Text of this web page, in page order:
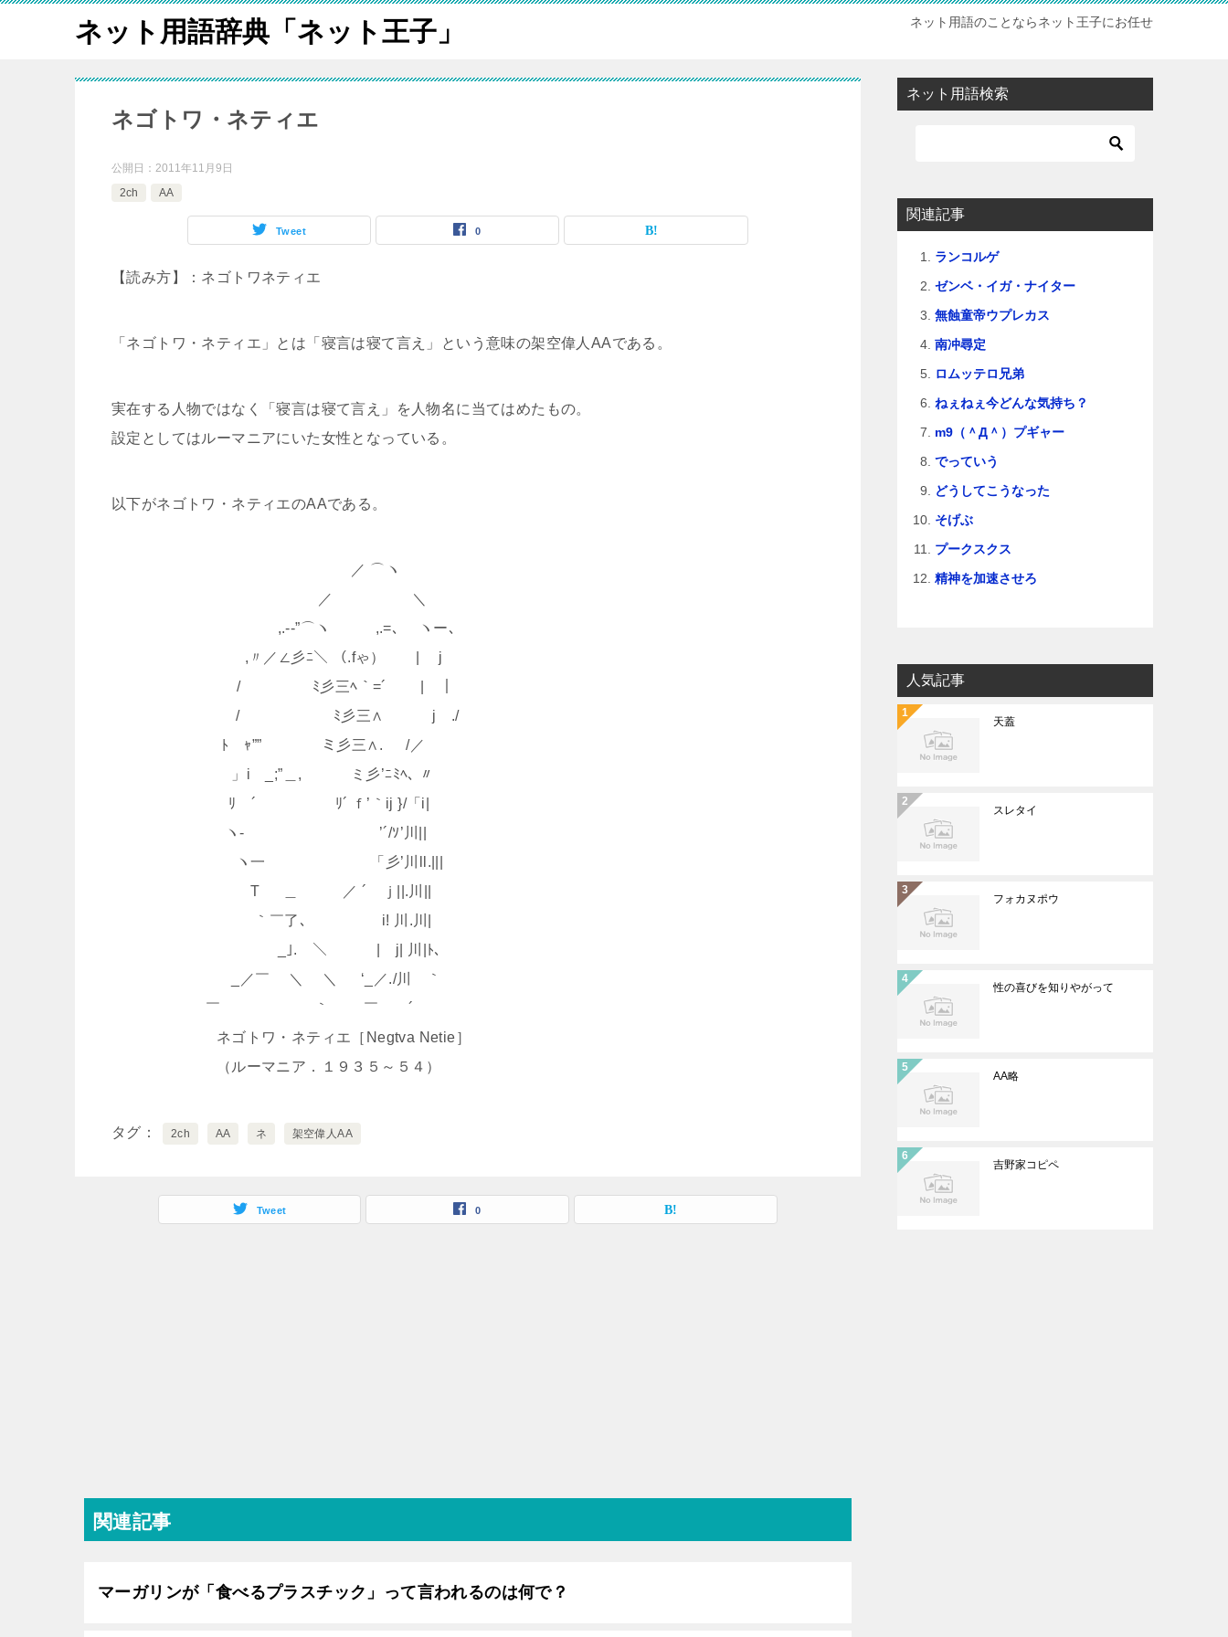
ネット用語辞典「ネット王子」 ネット用語のことならネット王子にお任せ
ネゴトワ・ネティエ
公開日： 2011年11月9日
2ch
AA
Tweet 0
【読み方】：ネゴトワネティエ
「ネゴトワ・ネティエ」とは「寝言は寝て言え」という意味の架空偉人AAである。
実在する人物ではなく「寝言は寝て言え」を人物名に当てはめたもの。
設定としてはルーマニアにいた女性となっている。
以下がネゴトワ・ネティエのAAである。
／ ⌒ヽ
／ ＼
,.-‐”⌒ヽ ,.=､ ヽー､
,〃／∠彡ﾆ＼ （.fゃ） | j
/ ﾐ彡三ﾍ｀=´ | ｜
/ ﾐ彡三∧ j ./
ﾄ ｬ”” ミ彡三∧. /／
」i _;”＿, ミ彡’ﾆﾐﾍ､ 〃
ﾘ ´￣ ﾘ´ ｆ’｀ij }/「i|
ヽ- ’´/ｿ’川||
ヽ一 「彡’川ll.|||
T ＿ ／ ´ ｊ||.川||
｀￣了､ i! 川.川|
_｣. ＼ | j| 川|ﾄ､
_／￣ ＼ ＼ ‘_／./川 ｀
￣ ｀ ￣ ´
ネゴトワ・ネティエ［Negtva Netie］
（ルーマニア．１９３５～５４）
タグ 2ch AA ネ 架空偉人AA
Tweet 0
関連記事
マーガリンが「食べるプラスチック」って言われるのは何で？
ネット用語検索
関連記事
ランコルゲ
ゼンベ・イガ・ナイター
無蝕童帝ウプレカス
南冲尋定
ロムッテロ兄弟
ねぇねぇ今どんな気持ち？
m9（＾Д＾）プギャー
でっていう
どうしてこうなった
そげぶ
プークスクス
精神を加速させろ
人気記事
天蓋
スレタイ
フォカヌポウ
性の喜びを知りやがって
AA略
吉野家コピペ